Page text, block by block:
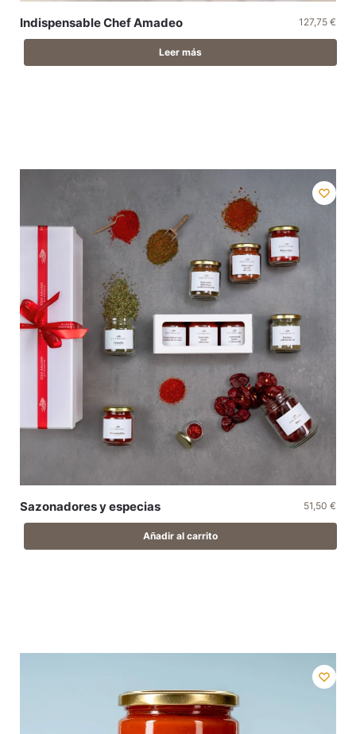
Indispensable Chef Amadeo 127,75 €
Leer más
Sazonadores y especias 51,50 €
Añadir al carrito